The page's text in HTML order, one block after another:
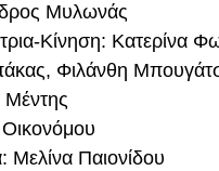
Μυλωνάς
Κίνηση: Κατερίνα
Φιλάνθη
Μέντης
Μελίνα Παιονίδου